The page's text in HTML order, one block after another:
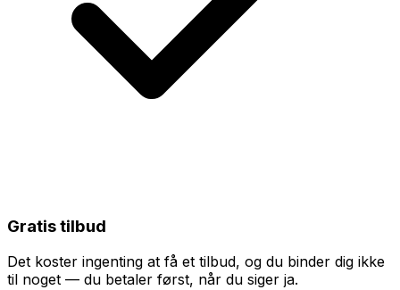
Gratis tilbud
Det koster ingenting at få et tilbud, og du binder dig ikke
til noget — du betaler først, når du siger ja.